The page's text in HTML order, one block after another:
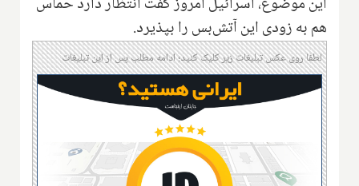
هم به زودی این آتش‌بس را بپذیرد.
لطفا روی عکس تبلیغات زیر کلیک کنید؛ ادامه مطلب پس از این تبلیغات